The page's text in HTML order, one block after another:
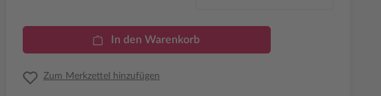
In den Warenkorb
Zum Merkzettel hinzufügen